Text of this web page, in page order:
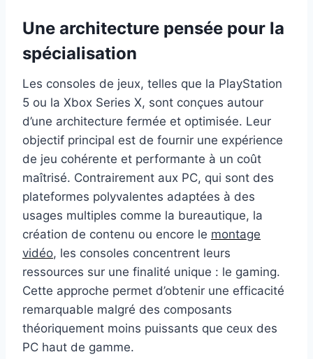
Une architecture pensée pour la
spécialisation
Les consoles de jeux, telles que la PlayStation
5 ou la Xbox Series X, sont conçues autour
d’une architecture fermée et optimisée. Leur
objectif principal est de fournir une expérience
de jeu cohérente et performante à un coût
maîtrisé. Contrairement aux PC, qui sont des
plateformes polyvalentes adaptées à des
usages multiples comme la bureautique, la
création de contenu ou encore le montage
vidéo, les consoles concentrent leurs
ressources sur une finalité unique : le gaming.
Cette approche permet d’obtenir une efficacité
remarquable malgré des composants
théoriquement moins puissants que ceux des
PC haut de gamme.